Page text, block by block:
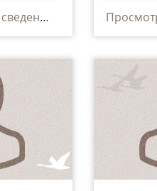
Просмотреть все сведения